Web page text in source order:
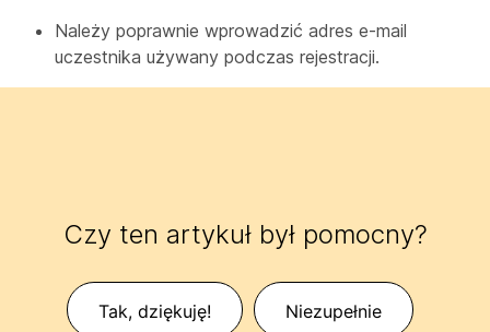
Należy poprawnie wprowadzić adres e-mail
uczestnika używany podczas rejestracji.
Czy ten artykuł był pomocny?
Tak, dziękuję! Niezupełnie